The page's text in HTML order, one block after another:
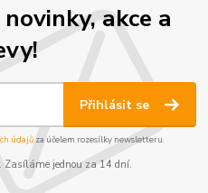
akce a
Přihlásit se
údajůza účelem rozesílky newsletteru.
Zasíláme jednou za 14 dní.